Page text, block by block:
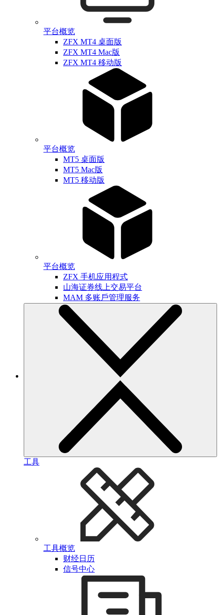
平台概览
ZFX MT4 桌面版
ZFX MT4 Mac版
ZFX MT4 移动版
平台概览
MT5 桌面版
MT5 Mac版
MT5 移动版
平台概览
ZFX 手机应用程式
山海证券线上交易平台
MAM 多账戶管理服务
工具
工具概览
财经日历
信号中心